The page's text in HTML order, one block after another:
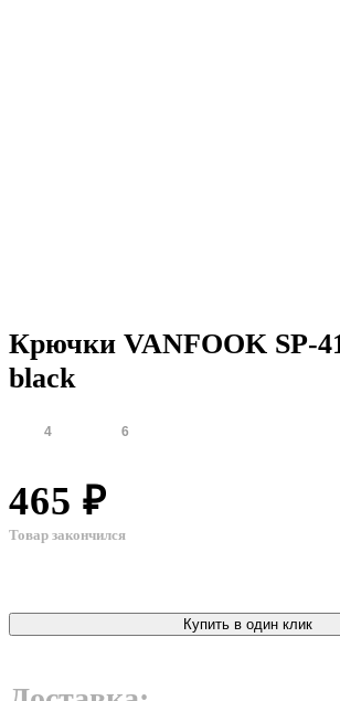
Крючки VANFOOK SP-
black
4 6
465 ₽
Товар закончился
Купить в один клик